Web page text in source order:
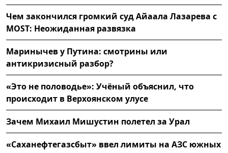
Чем закончился громкий суд Айаала Лазарева с
MOST: Неожиданная развязка
Маринычев у Путина: смотрины или
антикризисный разбор?
«Это не половодье»: Учёный объяснил, что
происходит в Верхоянском улусе
Зачем Михаил Мишустин полетел за Урал
«Саханефтегазсбыт» ввел лимиты на АЗС южных